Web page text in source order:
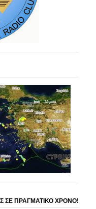
ΣΕ ΠΡΑΓΜΑΤΙΚΟ ΧΡΟΝΟ!